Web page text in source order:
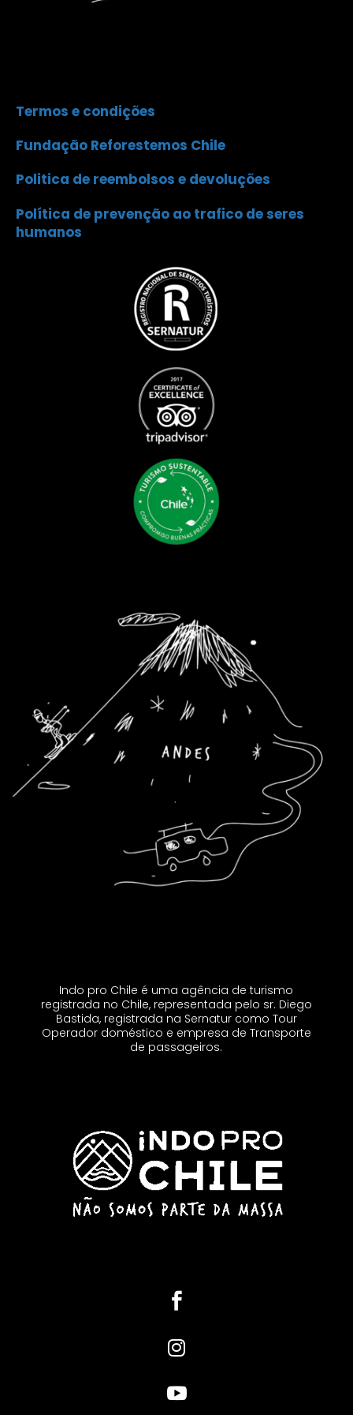
Termos e condições
Fundação Reforestemos Chile
Politica de reembolsos e devoluções
Política de prevenção ao trafico de seres
humanos
Indo pro Chile é uma agência de turismo
registrada no Chile, representada pelo sr. Diego
Bastida, registrada na Sernatur como Tour
Operador doméstico e empresa de Transporte
de passageiros.


